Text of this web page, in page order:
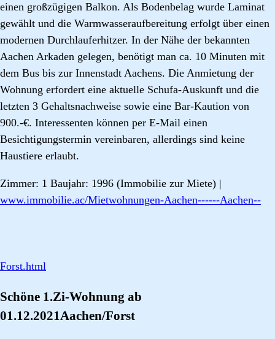
einen großzügigen Balkon. Als Bodenbelag wurde Laminat
gewählt und die Warmwasseraufbereitung erfolgt über einen
modernen Durchlauferhitzer. In der Nähe der bekannten
Aachen Arkaden gelegen, benötigt man ca. 10 Minuten mit
dem Bus bis zur Innenstadt Aachens. Die Anmietung der
Wohnung erfordert eine aktuelle Schufa-Auskunft und die
letzten 3 Gehaltsnachweise sowie eine Bar-Kaution von
900.-€. Interessenten können per E-Mail einen
Besichtigungstermin vereinbaren, allerdings sind keine
Haustiere erlaubt.
Zimmer: 1 Baujahr: 1996 (Immobilie zur Miete) |
www.immobilie.ac/Mietwohnungen-Aachen------Aachen--
Forst.html
Schöne 1.Zi-Wohnung ab
01.12.2021Aachen/Forst